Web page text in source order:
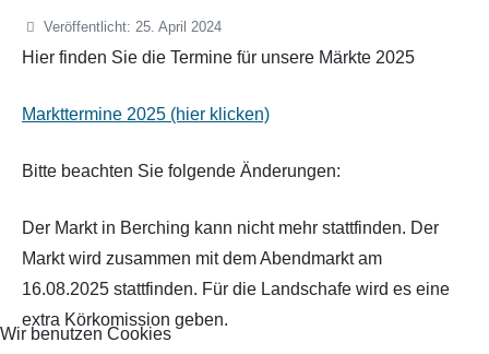
Veröffentlicht: 25. April 2024
Hier finden Sie die Termine für unsere Märkte 2025
Markttermine 2025 (hier klicken)
Bitte beachten Sie folgende Änderungen:
Der Markt in Berching kann nicht mehr stattfinden. Der
Markt wird zusammen mit dem Abendmarkt am
16.08.2025 stattfinden. Für die Landschafe wird es eine
extra Körkomission geben.
Wir benutzen Cookies